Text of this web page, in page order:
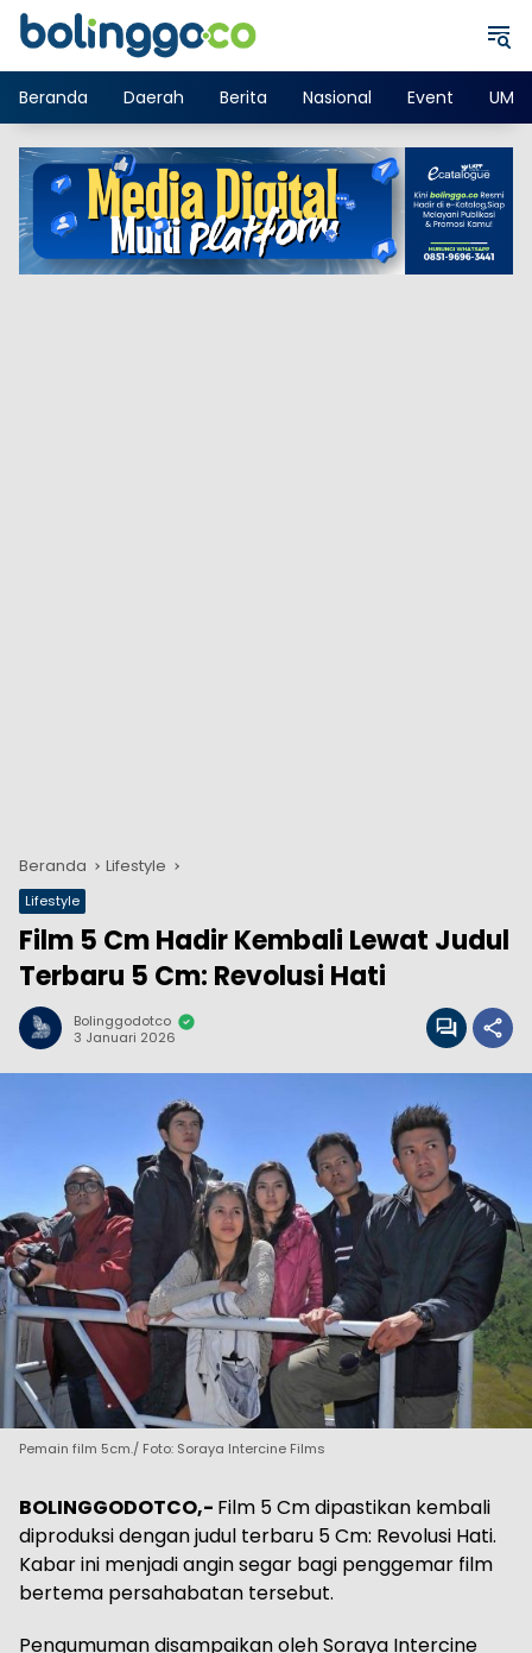
Langsung
Beranda
Daerah Berita Nasional Event
Beranda Lifestyle
Lifestyle
Film 5 Cm Hadir Kembali Lewat Judul
Terbaru 5 Cm: Revolusi Hati
Bolinggodotco
3 Januari 2026
Pemain film 5cm./ Foto: Soraya Intercine Films
BOLINGGODOTCO,- Film 5 Cm dipastikan kembali
diproduksi dengan judul terbaru 5 Cm: Revolusi Hati.
Kabar ini menjadi angin segar bagi penggemar film
bertema persahabatan tersebut.
Pengumuman disampaikan oleh Soraya Intercine